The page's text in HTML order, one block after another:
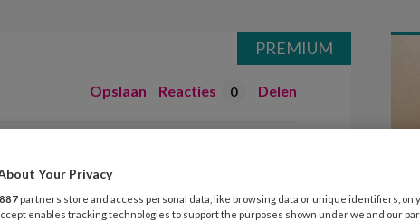
Opslaan Reacties 0 Delen
en kinderen is
PREMIUM
Your Privacy
887 partners store and access personal data, like browsing data or unique identifiers, on
enables tracking technologies to support the purposes shown under we and our